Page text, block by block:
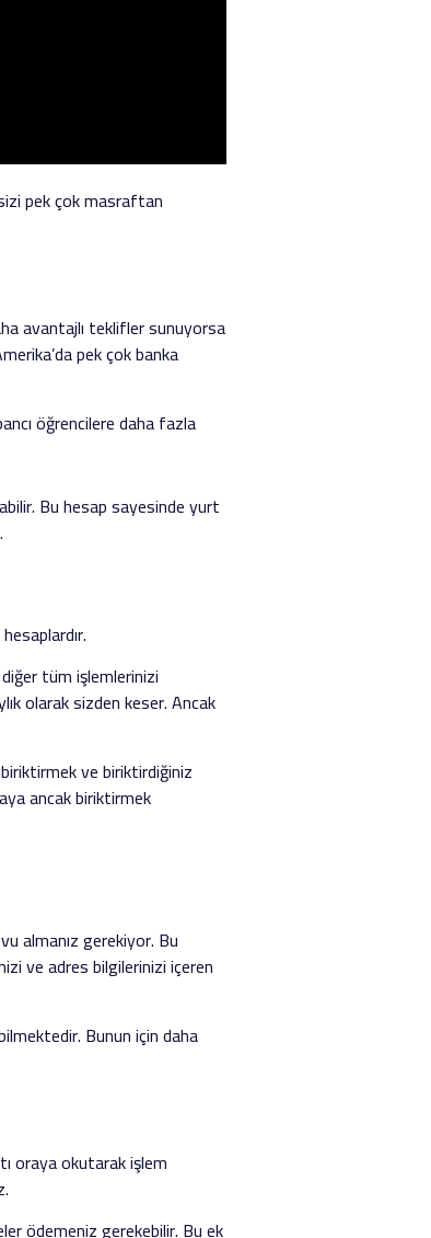
pek çok masraftan
avantajlı teklifler sunuyorsa
pek çok banka
öğrencilere daha fazla
Bu hesap sayesinde yurt
tüm işlemlerinizi
olarak sizden keser. Ancak
ve biriktirdiğiniz
ancak biriktirmek
almanız gerekiyor. Bu
ve adres bilgilerinizi içeren
Bunun için daha
oraya okutarak işlem
ödemeniz gerekebilir. Bu ek